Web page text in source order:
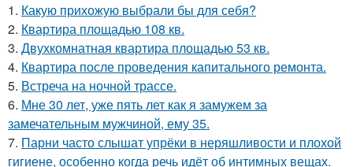
1. Какую прихожую выбрали бы для себя?
2. Квартира площадью 108 кв.
3. Двухкомнатная квартира площадью 53 кв.
4. Квартира после проведения капитального ремонта.
5. Встреча на ночной трассе.
6. Мне 30 лет, уже пять лет как я замужем за
замечательным мужчиной, ему 35.
7. Парни часто слышат упрёки в неряшливости и плохой
гигиене, особенно когда речь идёт об интимных вещах.